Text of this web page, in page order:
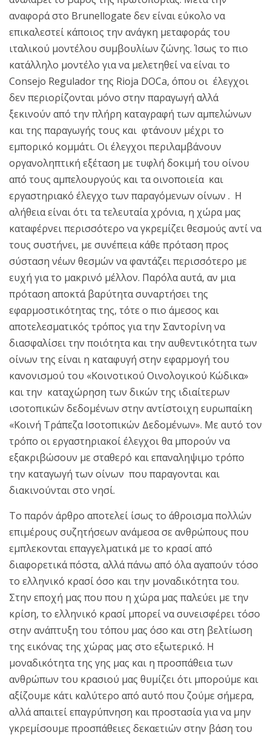
αναφορά στο Brunellogate δεν είναι εύκολο να
επικαλεστεί κάποιος την ανάγκη μεταφοράς του
ιταλικού μοντέλου συμβουλίων ζώνης. Ίσως το πιο
κατάλληλο μοντέλο για να μελετηθεί να είναι το
Consejo Regulador της Rioja DOCa, όπου οι έλεγχοι
δεν περιορίζονται μόνο στην παραγωγή αλλά
ξεκινούν από την πλήρη καταγραφή των αμπελώνων
και της παραγωγής τους και φτάνουν μέχρι το
εμπορικό κομμάτι. Οι έλεγχοι περιλαμβάνουν
οργανοληπτική εξέταση με τυφλή δοκιμή του οίνου
από τους αμπελουργούς και τα οινοποιεία και
εργαστηριακό έλεγχο των παραγόμενων οίνων . Η
αλήθεια είναι ότι τα τελευταία χρόνια, η χώρα μας
καταφέρνει περισσότερο να γκρεμίζει θεσμούς αντί να
τους συστήνει, με συνέπεια κάθε πρόταση προς
σύσταση νέων θεσμών να φαντάζει περισσότερο με
ευχή για το μακρινό μέλλον. Παρόλα αυτά, αν μια
πρόταση αποκτά βαρύτητα συναρτήσει της
εφαρμοστικότητας της, τότε ο πιο άμεσος και
αποτελεσματικός τρόπος για την Σαντορίνη να
διασφαλίσει την ποιότητα και την αυθεντικότητα των
οίνων της είναι η καταφυγή στην εφαρμογή του
κανονισμού του «Κοινοτικού Οινολογικού Κώδικα»
και την καταχώρηση των δικών της ιδιαίτερων
ισοτοπικών δεδομένων στην αντίστοιχη ευρωπαίκη
«Κοινή Τράπεζα Ισοτοπικών Δεδομένων». Με αυτό τον
τρόπο οι εργαστηριακοί έλεγχοι θα μπορούν να
εξακριβώσουν με σταθερό και επαναληψιμο τρόπο
την καταγωγή των οίνων που παραγονται και
διακινούνται στο νησί.
Το παρόν άρθρο αποτελεί ίσως το άθροισμα πολλών
επιμέρους συζητήσεων ανάμεσα σε ανθρώπους που
εμπλεκονται επαγγελματικά με το κρασί από
διαφορετικά πόστα, αλλά πάνω από όλα αγαπούν τόσο
το ελληνικό κρασί όσο και την μοναδικότητα του.
Στην εποχή μας που που η χώρα μας παλεύει με την
κρίση, το ελληνικό κρασί μπορεί να συνεισφέρει τόσο
στην ανάπτυξη του τόπου μας όσο και στη βελτίωση
της εικόνας της χώρας μας στο εξωτερικό. Η
μοναδικότητα της γης μας και η προσπάθεια των
ανθρώπων του κρασιού μας θυμίζει ότι μπορούμε και
αξίζουμε κάτι καλύτερο από αυτό που ζούμε σήμερα,
αλλά απαιτεί επαγρύπνηση και προστασία για να μην
γκρεμίσουμε προσπάθειες δεκαετιών στην βάση του